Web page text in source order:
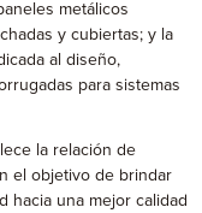
metálicos
y cubiertas; y la
al diseño,
para sistemas
la relación de
el objetivo de brindar
hacia una mejor calidad